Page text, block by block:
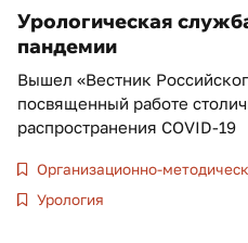
Урологическая
пандемии
Вышел «Вестник
посвященный работе
распространения COVID-19
Организационно-
Урология